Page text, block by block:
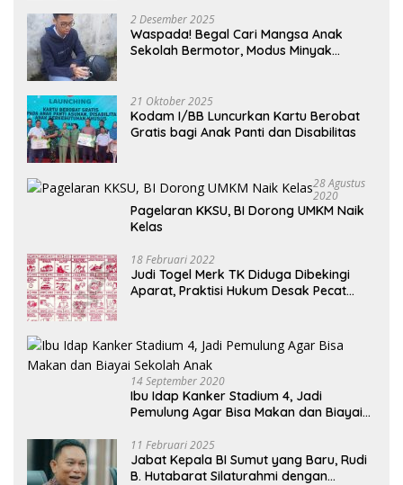
2 Desember 2025
Waspada! Begal Cari Mangsa Anak
Sekolah Bermotor, Modus Minyak
21 Oktober 2025
Kodam I/BB Luncurkan Kartu Berobat
Gratis bagi Anak Panti dan Disabilitas
28 Agustus
2020
Pagelaran KKSU, BI Dorong UMKM Naik
Kelas
18 Februari 2022
Judi Togel Merk TK Diduga Dibekingi
Aparat, Praktisi Hukum Desak Pecat
14 September 2020
Ibu Idap Kanker Stadium 4, Jadi
Pemulung Agar Bisa Makan dan Biayai
11 Februari 2025
Jabat Kepala BI Sumut yang Baru, Rudi
B. Hutabarat Silaturahmi dengan